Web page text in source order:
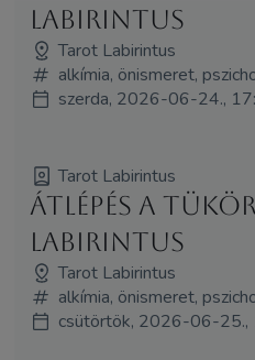
Labirintus
Tarot Labirintus
alkímia, önismeret,
szerda, 2026-06-24.,
Tarot Labirintus
Átlépés a
Labirintus
Tarot Labirintus
alkímia, önismeret,
csütörtök, 2026-06-